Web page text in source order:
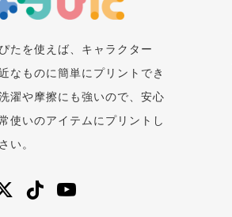
たを使えば、キャラクター
なものに簡単にプリントでき
濯や摩擦にも強いので、安心
使いのアイテムにプリントし
い。